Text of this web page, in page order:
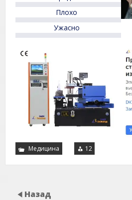
Плохо
Ужасно
Медицина 12
Назад